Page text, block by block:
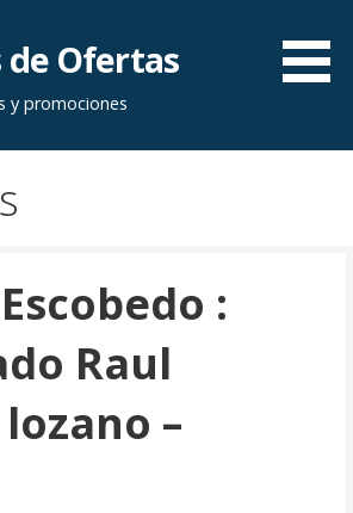
de Ofertas
y promociones
:
Raul
–